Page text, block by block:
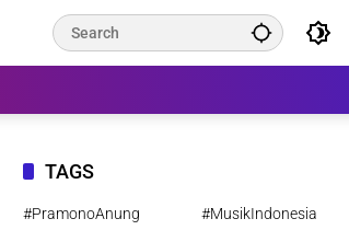
TAGS
#PramonoAnung
#MusikIndonesia